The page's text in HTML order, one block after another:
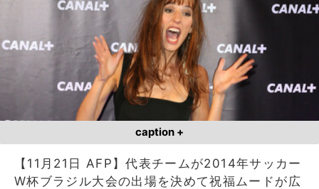
caption +
【11月21日 AFP】代表チームが2014年サッカー
W杯ブラジル大会の出場を決めて祝福ムードが広